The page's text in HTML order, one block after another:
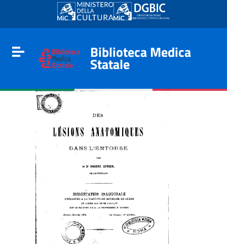
Go to content
Go to the navigation menu
Go to the footer
Toggle navigation
Biblioteca Medica
Statale